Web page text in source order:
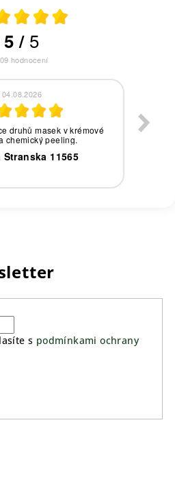
5/ 5
hodnocení
04.08.2026
druhů masek v krémové
chemický peeling.
Stranska 11565
s podmínkami ochrany